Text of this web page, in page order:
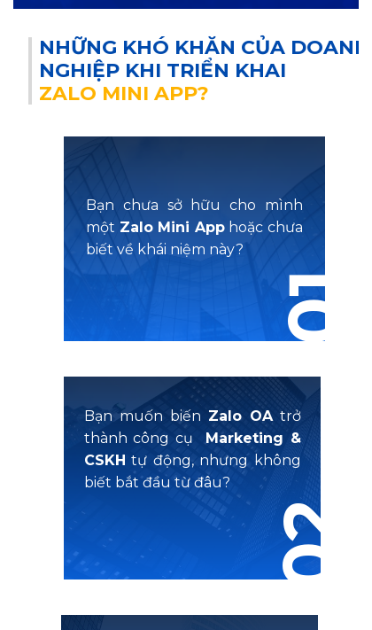
Bạn muốn biến Zalo OAtrở
thành công cụMarketing &
CSKH tự động, nhưng không
biết bắt đầu từ đâu?
02
NHỮNG KHÓ KHĂN CỦA DOANH
NGHIỆP KHI TRIỂN KHAI
ZALO MINI APP?
Bạn chưa sở hữu cho mình
một Zalo Mini Apphoặc chưa
biết về khái niệm này?
01